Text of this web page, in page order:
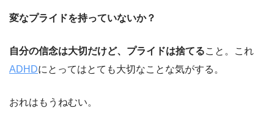
変なプライドを持っていないか？
自分の信念は大切だけど、プライドは捨てること。これ
ADHDにとってはとても大切なことな気がする。
おれはもうねむい。